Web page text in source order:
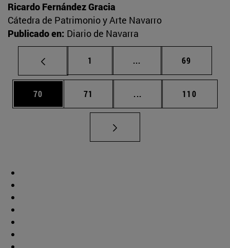
Ricardo Fernández Gracia
Cátedra de Patrimonio y Arte Navarro
Publicado en: Diario de Navarra
Página
1 ... Páginas intermedias
Página
69
Página
70 Página
71 ... Páginas intermedias
Página
110